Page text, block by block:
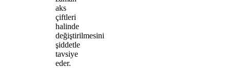
aks
çiftleri
halinde
değiştirilmesini
şiddetle
tavsiye
eder.